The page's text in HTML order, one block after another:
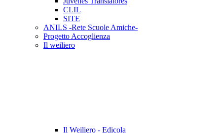
CLIL
SITE
ANILS -Rete Scuole Amiche-
Progetto Accoglienza
Il weiliero
Il Weiliero - Edicola